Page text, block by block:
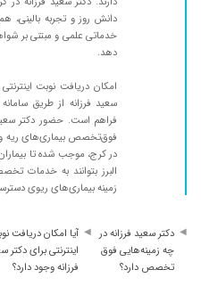
من بایک جلسه رفتم
خوبی هستن
عدم رضایت
عدم رضایت
خیلی عالی
تجربه خوبی نبود
دکتر بیسیار
باسلام جناب آقای
وخوشرو
دانش روز و تجربه بالینی،
خدماتی علمی و مبتنی بر
دهد.
امکان دریافت نوبت
سعید فرزانه از طریق
فراهم است. حضور دکتر
فوق‌تخصص بیماری‌های
در کرج، موجب شده تا
البرز بتوانند به خدمات
زمینه بیماری‌های ریوی
دکتر سعید فرزانه در
چه زمینه‌هایی فوق
تخصص دارد؟
آیا امکان دریافت
اینترنتی برای دکتر
فرزانه وجود دارد؟